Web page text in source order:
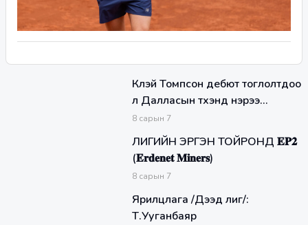
Клэй Томпсон дебют тоглолтдоо
л Далласын түүхэнд нэрээ
үлдээлээ
8 сарын 7
ЛИГИЙН ЭРГЭН ТОЙРОНД 𝐄𝐏𝟐
(𝐄𝐫𝐝𝐞𝐧𝐞𝐭 𝐌𝐢𝐧𝐞𝐫𝐬)
8 сарын 7
Ярилцлага /Дээд лиг/:
Т.Ууганбаяр